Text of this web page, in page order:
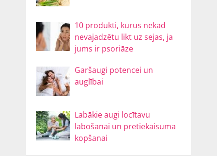
10 produkti, kurus nekad
nevajadzētu likt uz sejas, ja
jums ir psoriāze
Garšaugi potencei un
auglībai
Labākie augi locītavu
labošanai un pretiekaisuma
kopšanai